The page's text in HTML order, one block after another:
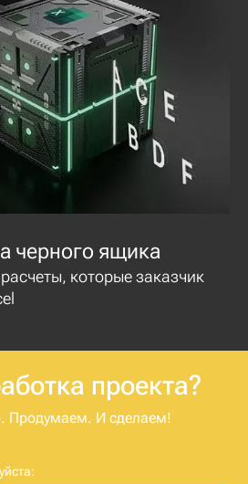
черного ящика
которые заказчик
проекта?
Продумаем. И сделаем!